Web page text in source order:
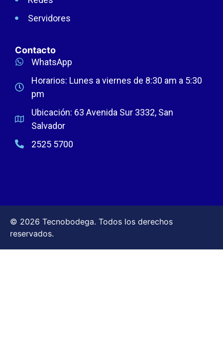
Servidores
Contacto
WhatsApp
Horarios: Lunes a viernes de 8:30 am a 5:30
pm
Ubicación: 63 Avenida Sur 3332, San
Salvador
2525 5700
© 2026 Tecnobodega. Todos los derechos
reservados.